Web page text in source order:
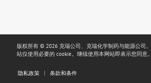
版权所有 © 2026 克瑞公司、克瑞化学制药与能源公司
站仅使用必要的 cookie。继续使用本网站即表示您同意。
隐私政策 条款和条件